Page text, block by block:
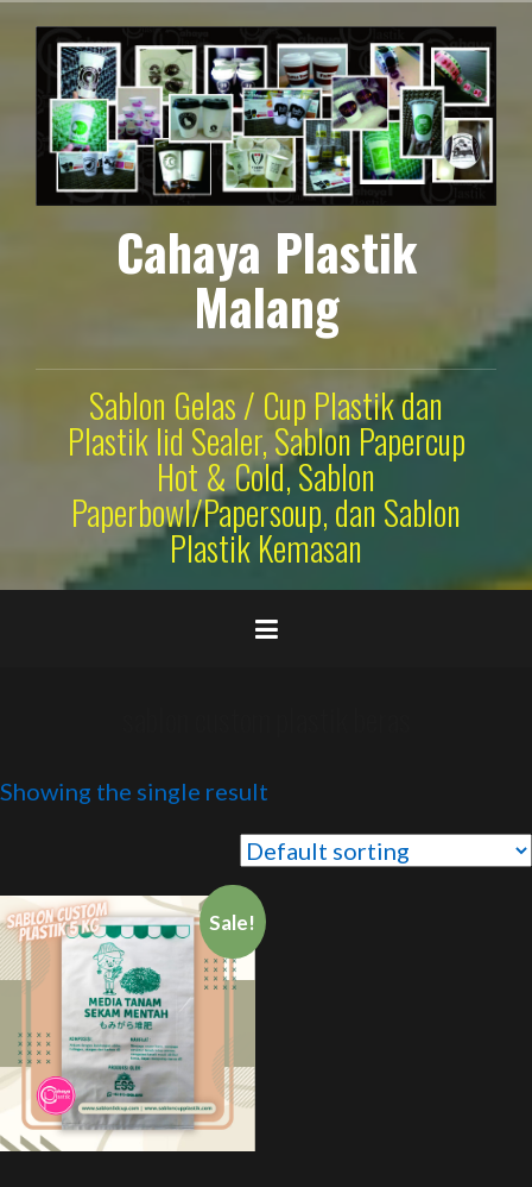
konten
Cahaya Plastik
Malang
Sablon Gelas / Cup Plastik dan
Plastik lid Sealer, Sablon Papercup
Hot & Cold, Sablon
Paperbowl/Papersoup, dan Sablon
Plastik Kemasan
Showing the single result
Sale!